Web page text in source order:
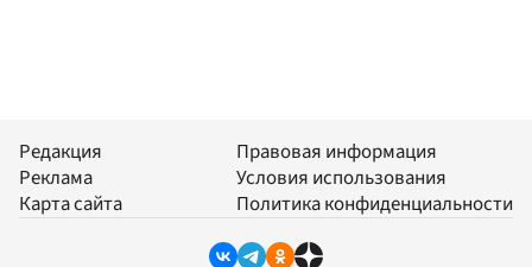
Редакция
Реклама
Карта сайта
Правовая информация
Условия использования
Политика конфиденциальности